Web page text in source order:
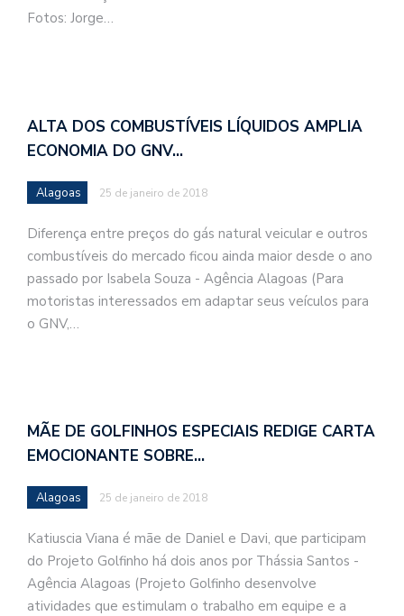
Fotos: Jorge…
ALTA DOS COMBUSTÍVEIS LÍQUIDOS AMPLIA
ECONOMIA DO GNV…
Alagoas 25 de janeiro de 2018
Diferença entre preços do gás natural veicular e outros
combustíveis do mercado ficou ainda maior desde o ano
passado por Isabela Souza - Agência Alagoas (Para
motoristas interessados em adaptar seus veículos para
o GNV,…
MÃE DE GOLFINHOS ESPECIAIS REDIGE CARTA
EMOCIONANTE SOBRE…
Alagoas 25 de janeiro de 2018
Katiuscia Viana é mãe de Daniel e Davi, que participam
do Projeto Golfinho há dois anos por Thássia Santos -
Agência Alagoas (Projeto Golfinho desenvolve
atividades que estimulam o trabalho em equipe e a